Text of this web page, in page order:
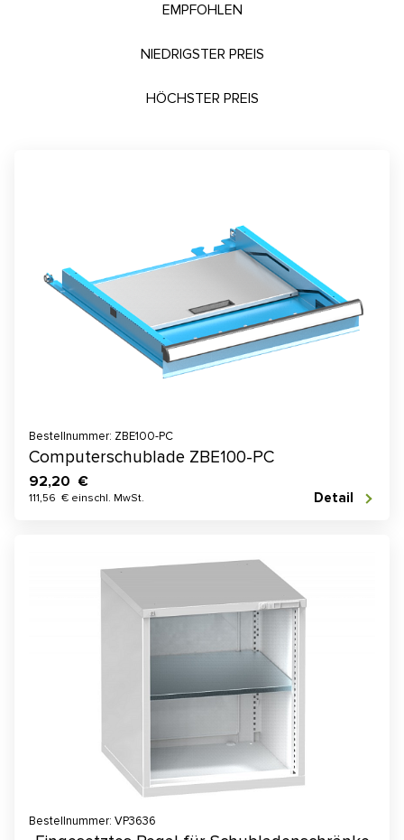
EMPFOHLEN
NIEDRIGSTER PREIS
HÖCHSTER PREIS
Bestellnummer: ZBE100-PC
Computerschublade ZBE100-PC
92,20 €
111,56 € einschl. MwSt. Detail
Bestellnummer: VP3636